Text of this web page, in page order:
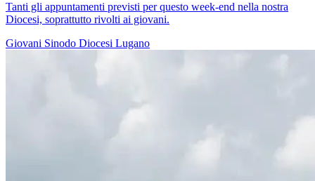
Tanti gli appuntamenti previsti per questo week-end nella nostra
Diocesi, soprattutto rivolti ai giovani.
Giovani Sinodo Diocesi Lugano